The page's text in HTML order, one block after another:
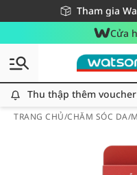
Tham gia
Miễn phí giao
Giao hàng nhanh 24h
Cửa
Thu thập thêm
TRANG CHỦ/CHĂM SÓC DA/